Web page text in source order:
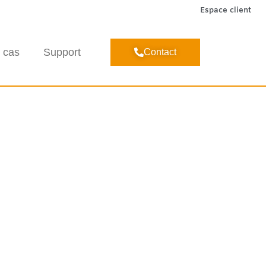
Espace client
cas Support Contact